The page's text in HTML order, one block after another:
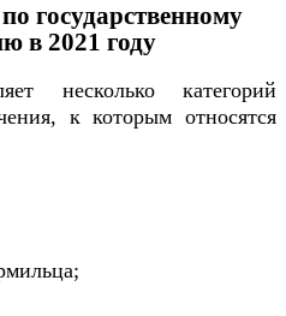
государственному
в 2021 году
несколько категорий
к которым относятся